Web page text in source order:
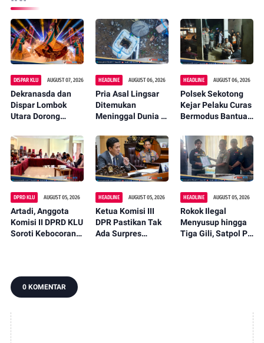
DISPAR KLU AUGUST 07, 2026
Dekranasda dan
Dispar Lombok
Utara Dorong
Lokal Lewat
Fashion Street
2026
HEADLINE AUGUST 06, 2026
Pria Asal Lingsar
Ditemukan
Meninggal Dunia di
Lembar Saat
Mencari Belut
HEADLINE AUGUST 06, 2026
Polsek Sekotong
Kejar Pelaku Curas
Bermodus Bantuan
Penculikan Anak
Dipastikan Hoaks
DPRD KLU AUGUST 05, 2026
Artadi, Anggota
Komisi II DPRD KLU
Soroti Kebocoran
Dusun
HEADLINE AUGUST 05, 2026
Ketua Komisi III
DPR Pastikan Tak
Ada Surpres
HEADLINE AUGUST 05, 2026
Rokok Ilegal
Menyusup hingga
Tiga Gili, Satpol PP
0 KOMENTAR